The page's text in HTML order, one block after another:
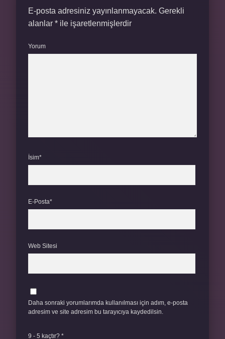
E-posta adresiniz yayınlanmayacak. Gerekli
alanlar * ile işaretlenmişlerdir
Yorum
İsim*
E-Posta*
Web Sitesi
Daha sonraki yorumlarımda kullanılması için adım, e-posta
adresim ve site adresim bu tarayıcıya kaydedilsin.
9 - 5 kaçtır? *